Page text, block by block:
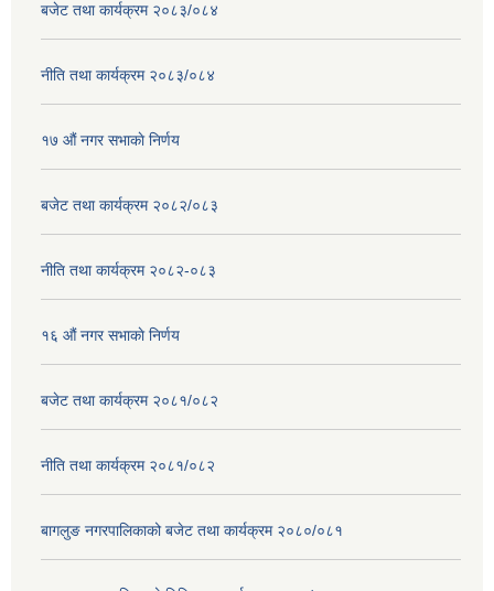
बजेट तथा कार्यक्रम २०८३/०८४
नीति तथा कार्यक्रम २०८३/०८४
१७ ‌‍औं नगर सभाकाे निर्णय
बजेट तथा कार्यक्रम २०८२/०८३
नीति तथा कार्यक्रम २०८२-०८३
१६ ‌औं नगर सभाकाे निर्णय
बजेट तथा कार्यक्रम २०८१/०८२
नीति तथा कार्यक्रम २०८१/०८२
बागलुङ नगरपालिकाको बजेट तथा कार्यक्रम २०८०/०८१